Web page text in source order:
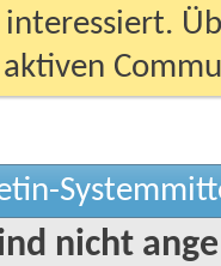
interessiert.
nicht